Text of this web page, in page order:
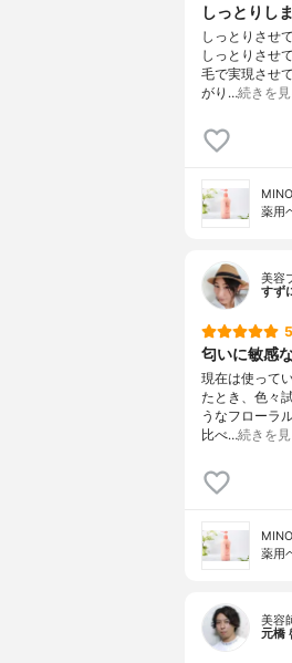
しっとりし
しっとりさせ
しっとりさせ
毛で実現させ
がり…続きを
薬用
美容
すず
匂いに敏感
現在は使って
たとき、色々
うなフローラ
比べ…続きを
薬用
美容
元橋